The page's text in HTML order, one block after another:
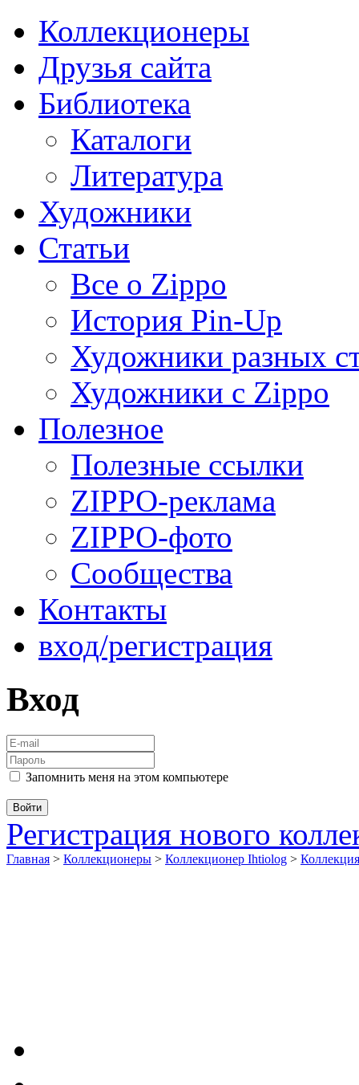
Коллекционеры
Друзья сайта
Библиотека
Каталоги
Литература
Художники
Статьи
Все о Zippo
История Pin-Up
Художники разных
Художники с Zippo
Полезное
Полезные ссылки
ZIPPO-реклама
ZIPPO-фото
Сообщества
Контакты
вход/регистрация
Вход
Запомнить меня на этом компьютере
Регистрация нового
Главная > Коллекционеры > Коллекционер Ihtiolog >